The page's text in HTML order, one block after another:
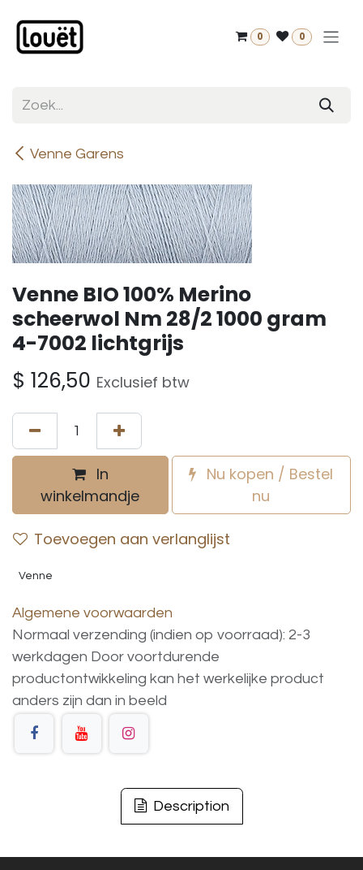
0 0
Venne Garens
Venne BIO 100% Merino
scheerwol Nm 28/2 1000 gram
4-7002 lichtgrijs
$ 126,50 Exclusief btw
In
winkelmandje
Nu kopen / Bestel
nu
Toevoegen aan verlanglijst
Venne
Algemene voorwaarden
Normaal verzending (indien op voorraad): 2-3
werkdagen Door voortdurende
productontwikkeling kan het werkelijke product
anders zijn dan in beeld
Description